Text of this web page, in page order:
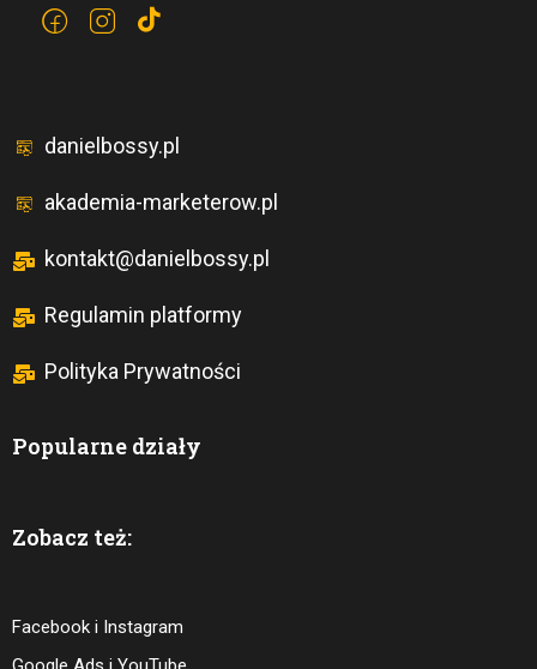
danielbossy.pl
akademia-marketerow.pl
kontakt@danielbossy.pl
Regulamin platformy
Polityka Prywatności
Popularne działy
Zobacz też:
Facebook i Instagram